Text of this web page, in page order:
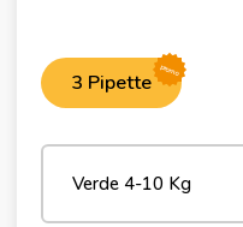
3 Pipette promo